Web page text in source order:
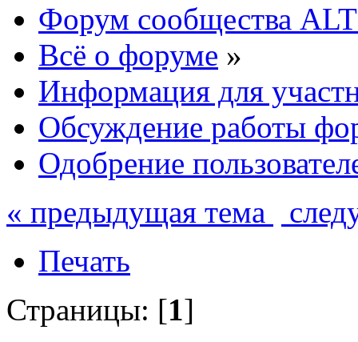
Форум сообщества
Всё о форуме »
Информация для
Обсуждение работы
Одобрение
« предыдущая тема
Печать
Страницы: [1]